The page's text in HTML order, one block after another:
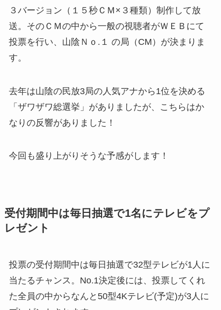
３バージョン（１５秒ＣＭ×３種類）制作して放
送。そのＣＭの中から一般の視聴者がＷＥＢにて
投票を行い、山陰Ｎｏ.１ の局（CM）が決まりま
す。
去年は山陰の民放3局の人気アナから1位を決める
「ザワザワ総選挙」がありましたが、こちらはか
なりの反響がありました！
今回も盛り上がりそうな予感がします！
受付期間中は毎日抽選で1名にテレビをプ
レゼント
投票の受付期間中は毎日抽選で32型テレビが1人に
当たるチャンス。No.1決定後には、投票してくれ
た全員の中からなんと50型4Kテレビ(予定)が3人に